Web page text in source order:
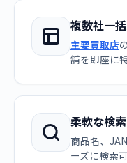
複数社一
主要買取店
舗を即座に特
柔軟な検索
商品名、
ーズに検索可